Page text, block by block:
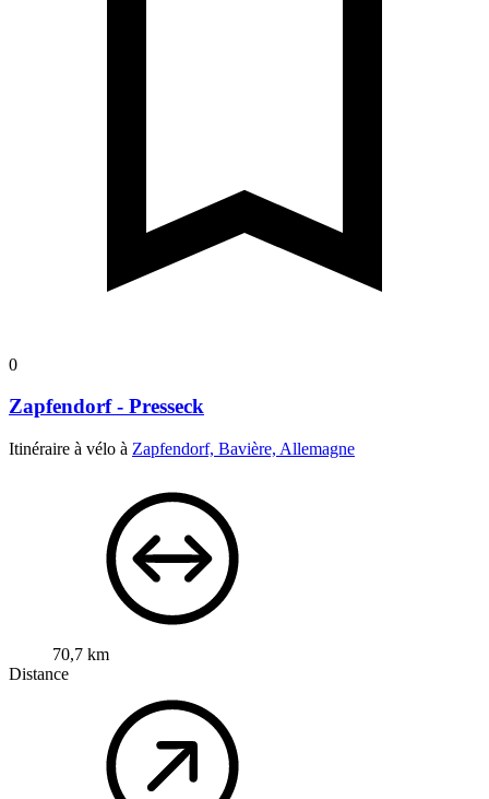
0
Zapfendorf - Presseck
Itinéraire à vélo à Zapfendorf, Bavière, Allemagne
70,7 km
Distance